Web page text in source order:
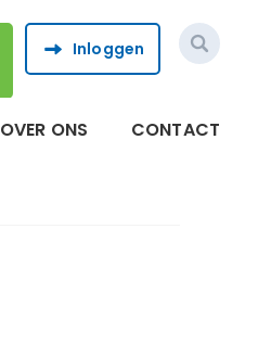
Inloggen
OVER ONS CONTACT